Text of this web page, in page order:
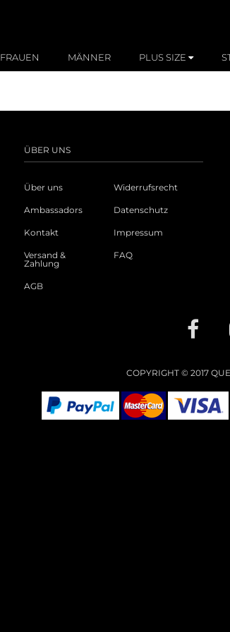
FRAUEN MÄNNER PLUS SIZE
ÜBER UNS
Über uns
Ambassadors
Kontakt
Versand &
Zahlung
AGB
Widerrufsrecht
Datenschutz
Impressum
FAQ
COPYRIGHT © 2017